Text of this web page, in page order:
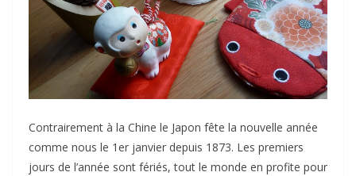
Contrairement à la Chine le Japon fête la nouvelle année
comme nous le 1er janvier depuis 1873. Les premiers
jours de l’année sont fériés, tout le monde en profite pour